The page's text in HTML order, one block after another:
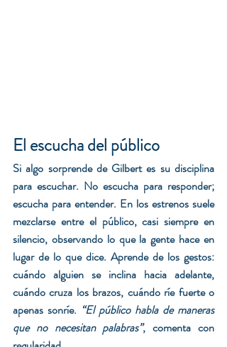
El escucha del público
Si algo sorprende de Gilbert es su disciplina
para escuchar. No escucha para responder;
escucha para entender. En los estrenos suele
mezclarse entre el público, casi siempre en
silencio, observando lo que la gente hace en
lugar de lo que dice. Aprende de los gestos:
cuándo alguien se inclina hacia adelante,
cuándo cruza los brazos, cuándo ríe fuerte o
apenas sonríe. “El público habla de maneras
que no necesitan palabras”, comenta con